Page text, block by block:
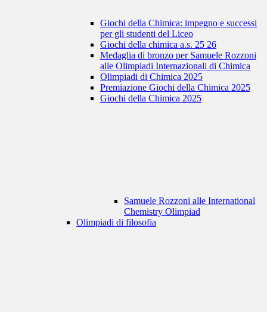
Giochi della Chimica: impegno e successi
per gli studenti del Liceo
Giochi della chimica a.s. 25 26
Medaglia di bronzo per Samuele Rozzoni
alle Olimpiadi Internazionali di Chimica
Olimpiadi di Chimica 2025
Premiazione Giochi della Chimica 2025
Giochi della Chimica 2025
Samuele Rozzoni alle International
Chemistry Olimpiad
Olimpiadi di filosofia